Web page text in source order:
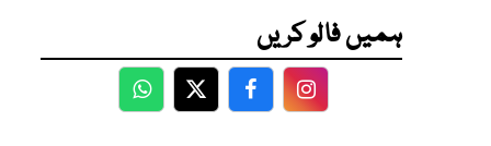
ہمیں فالو کریں
WhatsApp
TwitterFacebookFacebook